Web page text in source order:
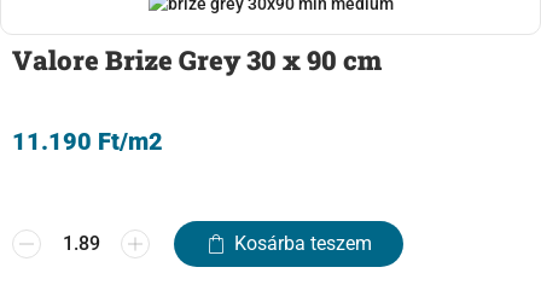
Valore Brize Grey 30 x 90 cm
11.190 Ft/m2
Kosárba teszem